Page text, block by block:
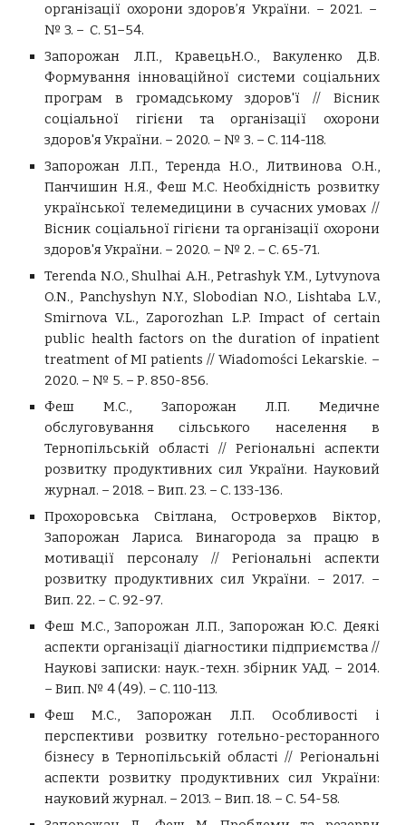
організації охорони здоров’я України. – 2021. –
№ 3. – С. 51–54.
Запорожан Л.П., КравецьН.О., Вакуленко Д.В.
Формування інноваційної системи соціальних
програм в громадському здоров'ї // Вісник
соціальної гігієни та організації охорони
здоров'я України. – 2020. – №3. – С. 114-118.
Запорожан Л.П., Теренда Н.О., Литвинова О.Н.,
Панчишин Н.Я., Феш М.С. Необхідність розвитку
української телемедицини в сучасних умовах //
Вісник соціальної гігієни та організації охорони
здоров'я України. – 2020. – № 2. – С. 65-71.
Terenda N.O., Shulhai A.H., Petrashyk Y.M., Lytvynova
O.N., Panchyshyn N.Y., Slobodian N.O., Lishtaba L.V.,
Smirnova V.L., Zaporozhan L.P. Impact of certain
public health factors on the duration of inpatient
treatment of MI patients // Wiadomości Lekarskie. –
2020. – № 5. – Р. 850-856.
Феш М.С., Запорожан Л.П. Медичне
обслуговування сільського населення в
Тернопільській області // Регіональні аспекти
розвитку продуктивних сил України. Науковий
журнал. – 2018. – Вип. 23. – С. 133-136.
Прохоровська Світлана, Островерхов Віктор,
Запорожан Лариса. Винагорода за працю в
мотивації персоналу // Регіональні аспекти
розвитку продуктивних сил України. – 2017. –
Вип. 22. – С. 92-97.
Феш М.С., Запорожан Л.П., Запорожан Ю.С. Деякі
аспекти організації діагностики підприємства //
Наукові записки: наук.-техн. збірник УАД. – 2014.
– Вип. № 4 (49). – С. 110-113.
Феш М.С., Запорожан Л.П. Особливості і
перспективи розвитку готельно-ресторанного
бізнесу в Тернопільській області // Регіональні
аспекти розвитку продуктивних сил України:
науковий журнал. – 2013. – Вип. 18. – С. 54-58.